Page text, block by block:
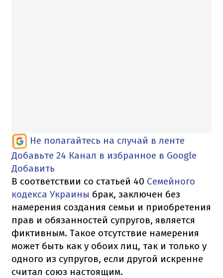
Не полагайтесь на случай в ленте
Добавьте 24 Канал в избранное в Google
Добавить
В соответствии со статьей 40 Семейного
кодекса Украины брак, заключен без
намерения создания семьи и приобретения
прав и обязанностей супругов, является
фиктивным. Такое отсутствие намерения
может быть как у обоих лиц, так и только у
одного из супругов, если другой искренне
считал союз настоящим.